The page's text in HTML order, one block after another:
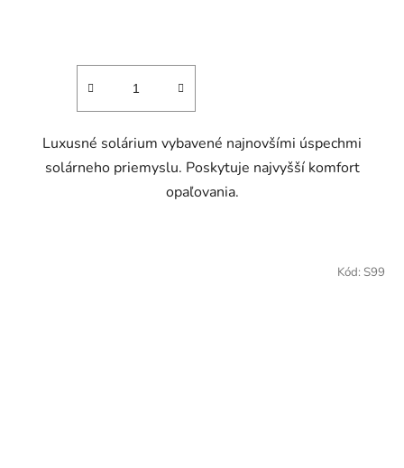
Luxusné solárium vybavené najnovšími úspechmi
solárneho priemyslu. Poskytuje najvyšší komfort
opaľovania.
Kód: S99